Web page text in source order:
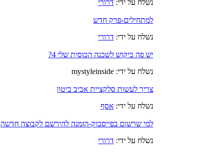
נשלח על ידי: דרורי
למתחילים-פרק חדש
נשלח על ידי: דרורי
יש פה ביקוש לשכנה הכוסית שלי 4?
נשלח על ידי: mystyleinside
צריך לעשות סלקציית אביב ביטון
נשלח על ידי: אסף
למי שרשום בפייסבוק-הזמנה להירשם לקבוצה חדשה
נשלח על ידי: דרורי